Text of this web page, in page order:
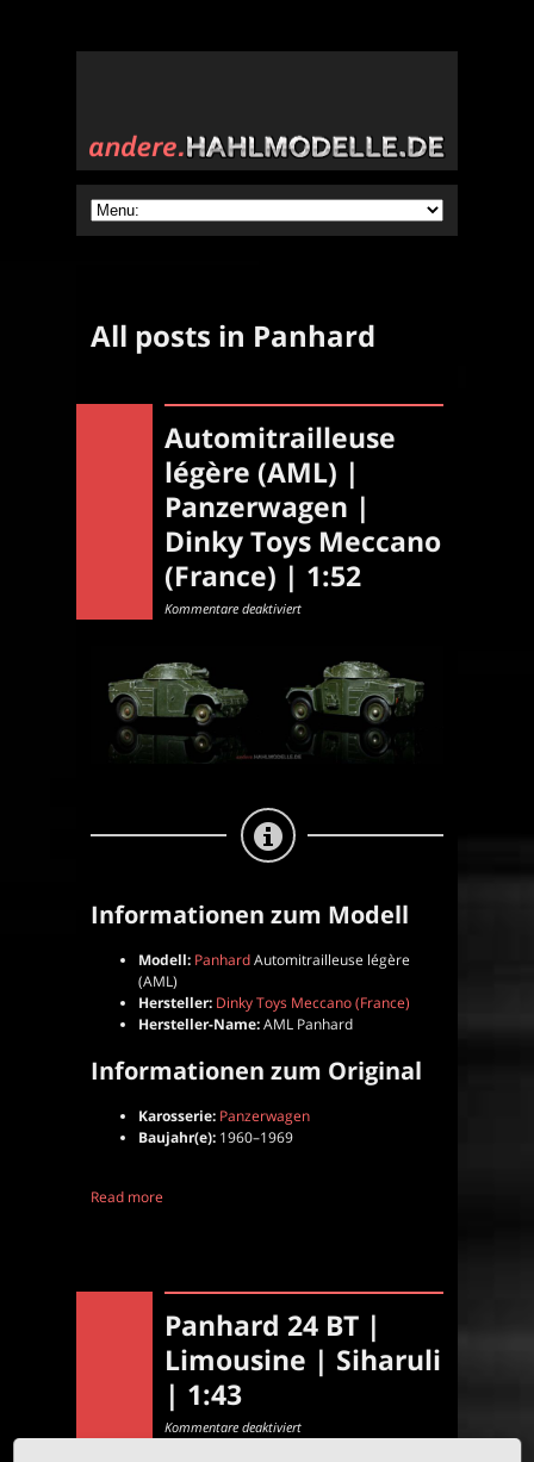
All posts in Panhard
Automitrailleuse
légère (AML) |
Panzerwagen |
Dinky Toys Meccano
(France) | 1:52
Kommentare deaktiviertfür
Panzerwagen
Dinky
Toys
Meccano
(France)
|
1:52
Informationen zum Modell
Modell: PanhardAutomitrailleuse légère
(AML)
Hersteller: Dinky Toys Meccano (France)
Hersteller-Name:AML Panhard
Informationen zum Original
Karosserie: Panzerwagen
Baujahr(e): 1960–1969
Read more
Panhard 24 BT |
Limousine | Siharuli
| 1:43
Kommentare deaktiviertfür
Panhard